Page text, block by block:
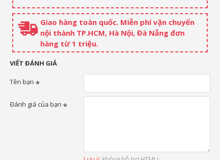
Giao hàng toàn quốc. Miễn phí vận chuyển
nội thành TP.HCM, Hà Nội, Đà Nẵng đơn
hàng từ 1 triệu.
VIẾT ĐÁNH GIÁ
Tên bạn
Đánh giá của bạn